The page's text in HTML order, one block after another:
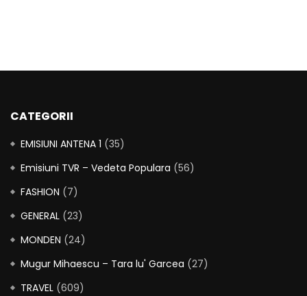
CATEGORII
EMISIUNI ANTENA 1 (35)
Emisiuni TVR – Vedeta Populara (56)
FASHION (7)
GENERAL (23)
MONDEN (24)
Mugur Mihaescu – Tara lu' Garcea (27)
TRAVEL (609)